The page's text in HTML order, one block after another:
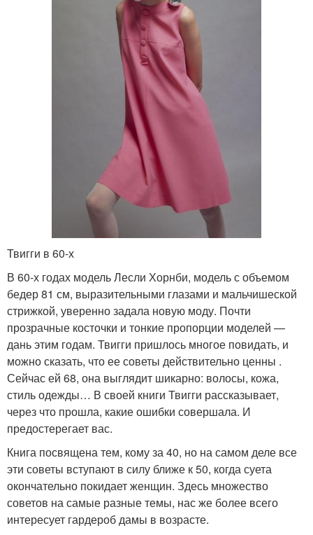
Твигги в 60-х
В 60-х годах модель Лесли Хорнби, модель с объемом
бедер 81 см, выразительными глазами и мальчишеской
стрижкой, уверенно задала новую моду. Почти
прозрачные косточки и тонкие пропорции моделей —
дань этим годам. Твигги пришлось многое повидать, и
можно сказать, что ее советы действительно ценны .
Сейчас ей 68, она выглядит шикарно: волосы, кожа,
стиль одежды… В своей книги Твигги рассказывает,
через что прошла, какие ошибки совершала. И
предостерегает вас.
Книга посвящена тем, кому за 40, но на самом деле все
эти советы вступают в силу ближе к 50, когда суета
окончательно покидает женщин. Здесь множество
советов на самые разные темы, нас же более всего
интересует гардероб дамы в возрасте.